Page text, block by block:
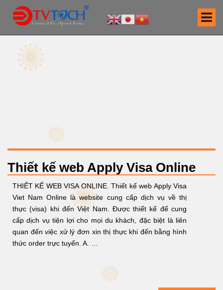
Thiết kế web Apply Visa Online
THIẾT KẾ WEB VISA ONLINE. Thiết kế web Apply Visa
Viet Nam Online là website cung cấp dịch vụ về thị
thực (visa) khi đến Việt Nam. Được thiết kế để cung
cấp dịch vụ tiện lợi cho mọi du khách, đặc biệt là liên
quan đến việc xử lý đơn xin thị thực khi đến bằng hình
thức order trực tuyến. A. …